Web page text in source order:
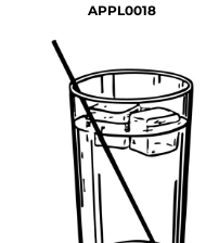
APPL0018